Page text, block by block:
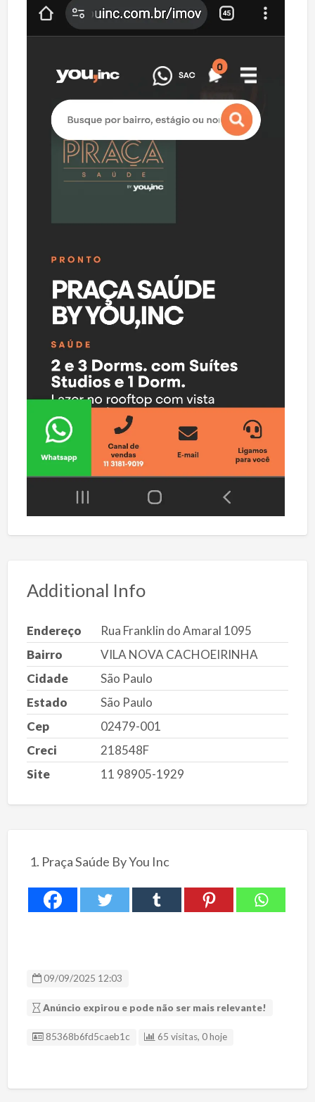
Additional Info
Endereço
Rua Franklin do Amaral 1095
Bairro
VILA NOVA CACHOEIRINHA
Cidade
São Paulo
Estado
São Paulo
Cep
02479-001
Creci
218548F
Site
11 98905-1929
Praça Saúde By You Inc
09/09/2025 12:03
Anúncio expirou e pode não ser mais relevante!
ID Anúncio
85368b6fd5caeb1c 65 visitas, 0 hoje